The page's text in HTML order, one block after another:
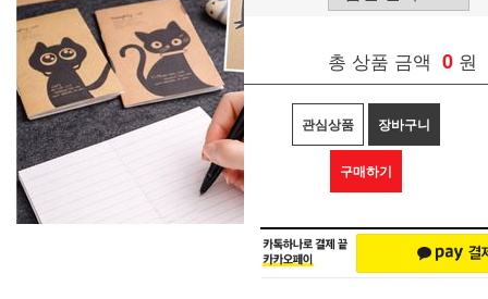
총 상품 금액 0 원
관심상품 장바구니
구매하기